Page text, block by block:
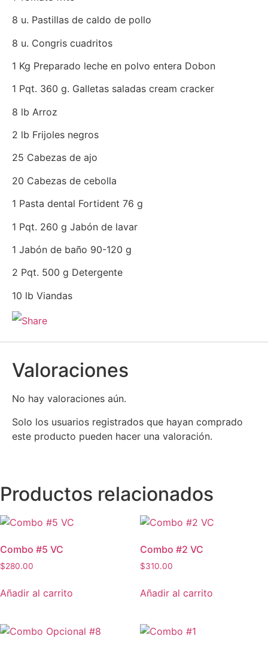
8 u. Pastillas de caldo de pollo
8 u. Congris cuadritos
1 Kg Preparado leche en polvo entera Dobon
1 Pqt. 360 g. Galletas saladas cream cracker
8 lb Arroz
2 lb Frijoles negros
25 Cabezas de ajo
20 Cabezas de cebolla
1 Pasta dental Fortident 76 g
1 Pqt. 260 g Jabón de lavar
1 Jabón de baño 90-120 g
2 Pqt. 500 g Detergente
10 lb Viandas
Valoraciones
No hay valoraciones aún.
Solo los usuarios registrados que hayan comprado
este producto pueden hacer una valoración.
Productos relacionados
Combo #5 VC
$280.00
Añadir al carrito
Combo #2 VC
$310.00
Añadir al carrito